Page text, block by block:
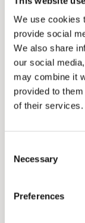
We use cookies
provide social
We also share
our social
may combine it
provided to
of their services.
Selection
Necessary
Preferences
Absolute